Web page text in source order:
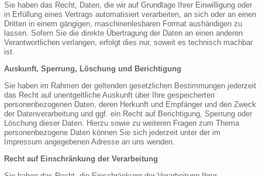
Sie haben das Recht, Daten, die wir auf Grundlage Ihrer Einwilligung oder
in Erfüllung eines Vertrags automatisiert verarbeiten, an sich oder an einen
Dritten in einem gängigen, maschinenlesbaren Format aushändigen zu
lassen. Sofern Sie die direkte Übertragung der Daten an einen anderen
Verantwortlichen verlangen, erfolgt dies nur, soweit es technisch machbar
ist.
Auskunft, Sperrung, Löschung und Berichtigung
Sie haben im Rahmen der geltenden gesetzlichen Bestimmungen jederzeit
das Recht auf unentgeltliche Auskunft über Ihre gespeicherten
personenbezogenen Daten, deren Herkunft und Empfänger und den Zweck
der Datenverarbeitung und ggf. ein Recht auf Berichtigung, Sperrung oder
Löschung dieser Daten. Hierzu sowie zu weiteren Fragen zum Thema
personenbezogene Daten können Sie sich jederzeit unter der im
Impressum angegebenen Adresse an uns wenden.
Recht auf Einschränkung der Verarbeitung